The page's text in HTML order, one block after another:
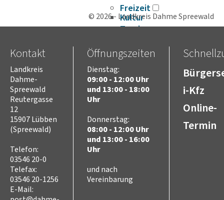
Freizeit
Kultur
Tourismus
Sorben/Wenden
Bevöl­ke­rungs­schutz
Selbst­hilfe
Brand- und Kata­s­tro­­phen­­
schutz­­zen­trum
Brand­schutz­dienst­stelle
Einsatz­pla­nung
Kreis­aus­­bil­­dung
© 2026 - Landkreis Dahme Spreewald
Kontakt
Landkreis
Dahme-
Spreewald
Reutergasse
12
15907 Lübben
(Spreewald)
Telefon:
03546 20-0
Telefax:
03546 20-1256
E-Mail:
Öffnungszeiten
Dienstag:
09:00 - 12:00 Uhr
und 13:00 - 18:00
Uhr
Donnerstag:
08:00 - 12:00 Uhr
und 13:00 - 16:00
Uhr
und nach
Vereinbarung
i-Kfz
Online-
Termin